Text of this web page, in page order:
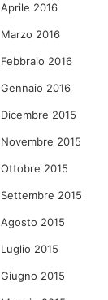
Aprile 2016
Marzo 2016
Febbraio 2016
Gennaio 2016
Dicembre 2015
Novembre 2015
Ottobre 2015
Settembre 2015
Agosto 2015
Luglio 2015
Giugno 2015